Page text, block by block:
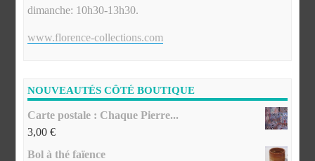
dimanche: 10h30-13h30.
www.florence-collections.com
NOUVEAUTÉS CÔTÉ BOUTIQUE
Carte postale : Chaque Pierre...
3,00€
Bol à thé faïence